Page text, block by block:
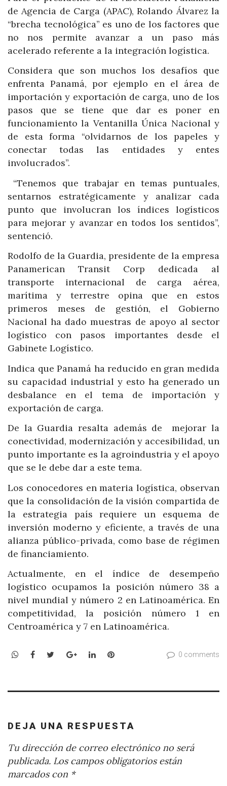
de Agencia de Carga (APAC), Rolando Álvarez la
“brecha tecnológica” es uno de los factores que
no nos permite avanzar a un paso más
acelerado referente a la integración logística.
Considera que son muchos los desafíos que
enfrenta Panamá, por ejemplo en el área de
importación y exportación de carga, uno de los
pasos que se tiene que dar es poner en
funcionamiento la Ventanilla Única Nacional y
de esta forma “olvidarnos de los papeles y
conectar todas las entidades y entes
involucrados”.
“Tenemos que trabajar en temas puntuales,
sentarnos estratégicamente y analizar cada
punto que involucran los índices logísticos
para mejorar y avanzar en todos los sentidos”,
sentenció.
Rodolfo de la Guardia, presidente de la empresa
Panamerican Transit Corp dedicada al
transporte internacional de carga aérea,
marítima y terrestre opina que en estos
primeros meses de gestión, el Gobierno
Nacional ha dado muestras de apoyo al sector
logístico con pasos importantes desde el
Gabinete Logístico.
Indica que Panamá ha reducido en gran medida
su capacidad industrial y esto ha generado un
desbalance en el tema de importación y
exportación de carga.
De la Guardia resalta además de mejorar la
conectividad, modernización y accesibilidad, un
punto importante es la agroindustria y el apoyo
que se le debe dar a este tema.
Los conocedores en materia logística, observan
que la consolidación de la visión compartida de
la estrategia país requiere un esquema de
inversión moderno y eficiente, a través de una
alianza público-privada, como base de régimen
de financiamiento.
Actualmente, en el índice de desempeño
logístico ocupamos la posición número 38 a
nivel mundial y número 2 en Latinoamérica. En
competitividad, la posición número 1 en
Centroamérica y 7 en Latinoamérica.
WhatsApp
Facebook
TwitterGoogle+LinkedInPinterest 0 comments
DEJA UNA RESPUESTA
Tu dirección de correo electrónico no será
publicada. Los campos obligatorios están
marcados con *